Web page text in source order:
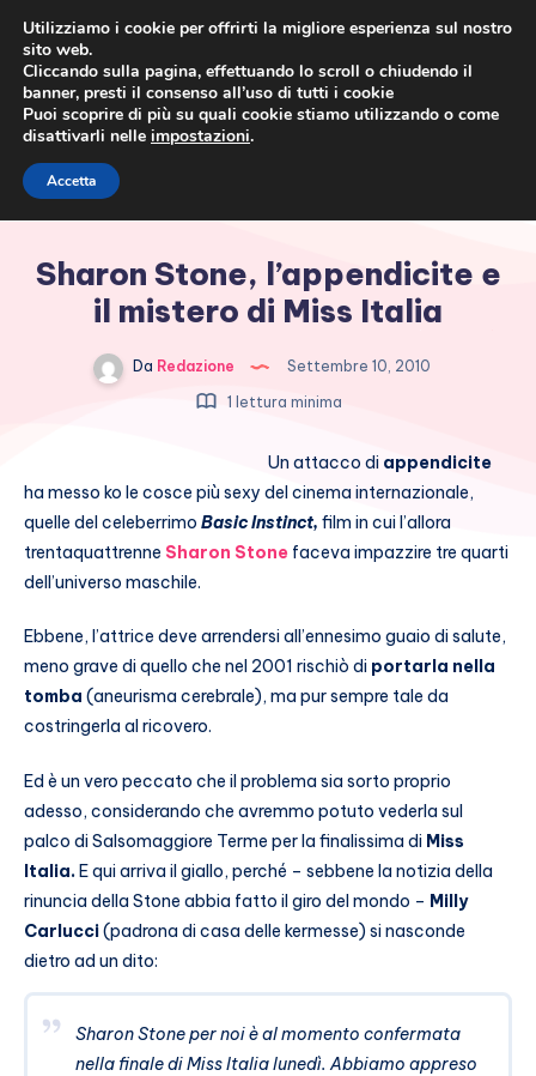
Sharon Stone, l’appendicite e
il mistero di Miss Italia
Da Redazione
Settembre 10, 2010
1 lettura minima
Un attacco di appendicite
ha messo ko le cosce più sexy del cinema internazionale,
quelle del celeberrimo Basic Instinct, film in cui l’allora
trentaquattrenne Sharon Stone faceva impazzire tre quarti
dell’universo maschile.
Ebbene, l’attrice deve arrendersi all’ennesimo guaio di salute,
meno grave di quello che nel 2001 rischiò di portarla nella
tomba (aneurisma cerebrale), ma pur sempre tale da
costringerla al ricovero.
Ed è un vero peccato che il problema sia sorto proprio
adesso, considerando che avremmo potuto vederla sul
palco di Salsomaggiore Terme per la finalissima di Miss
Italia.E qui arriva il giallo, perché – sebbene la notizia della
rinuncia della Stone abbia fatto il giro del mondo – Milly
Carlucci(padrona di casa delle kermesse) si nasconde
dietro ad un dito:
Sharon Stone per noi è al momento confermata
nella finale di Miss Italia lunedì. Abbiamo appreso
Utilizziamo i cookie per offrirti la migliore esperienza sul nostro
sito web.
Cliccando sulla pagina, effettuando lo scroll o chiudendo il
banner, presti il consenso all’uso di tutti i cookie
Puoi scoprire di più su quali cookie stiamo utilizzando o come
disattivarli nelle impostazioni.
Accetta